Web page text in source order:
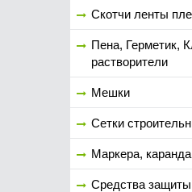
Скотчи ленты
Пена, Герметик,
растворители
Мешки
Сетки
Маркера,
Средства защиты